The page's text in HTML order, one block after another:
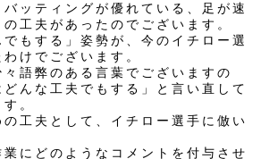
ッティングが優れている、足が速
工夫があったのでございます。
でもする」姿勢が、今のイチロー選
けでございます。
語弊のある言葉でございますの
んな工夫でもする」と言い直して
。
工夫として、イチロー選手に倣い
にどのようなコメントを付与させ